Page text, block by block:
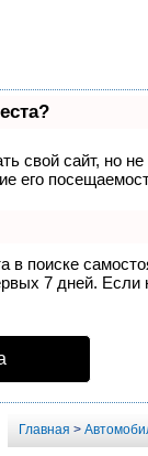
свой сайт, но
его
в поиске
7 дней.
Главная >